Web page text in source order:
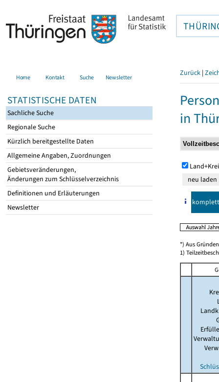
Home Kontakt Suche Newsletter
STATISTISCHE DATEN
Sachliche Suche
Regionale Suche
Kürzlich bereitgestellte Daten
Allgemeine Angaben, Zuordnungen
Gebietsveränderungen,
Änderungen zum Schlüsselverzeichnis
Definitionen und Erläuterungen
Newsletter
Zurück |
in
komplett
*) Aus
1)